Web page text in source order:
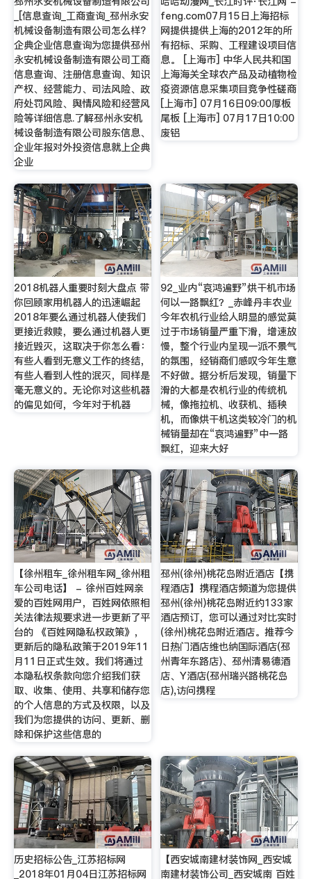
_[信息查询_工商查询_邳州永安
机械设备制造有限公司怎么样?
企典企业信息查询为您提供邳州
永安机械设备制造有限公司工商
信息查询、注册信息查询、知识
产权、经营能力、司法风险、政
府处罚风险、舆情风险和经营风
险等详细信息.了解邳州永安机
械设备制造有限公司股东信息、
企业年报对外投资信息就上企典
企业
feng.com07月15日上海招标
网提供提供上海的2012年的所
有招标、采购、工程建设项目信
息。 [上海市] 中华人民共和国
上海海关全球农产品及动植物检
疫资源信息采集项目竞争性磋商
[上海市] 07月16日09:00厚板
尾板 [上海市] 07月17日10:00
废铝
2018机器人重要时刻大盘点 带
你回顾家用机器人的迅速崛起
2018年要么通过机器人使我们
更接近救赎，要么通过机器人更
接近毁灭，这取决于你怎么看：
有些人看到无意义工作的终结，
有些人看到人性的泯灭，同样是
毫无意义的。无论你对这些机器
的偏见如何，今年对于机器
92_业内“哀鸿遍野”烘干机市场
何以一路飘红？_赤峰丹丰农业
今年农机行业给人明显的感觉莫
过于市场销量严重下滑，增速放
慢，整个行业内呈现一派不景气
的氛围，经销商们感叹今年生意
不好做。据分析后发现，销量下
滑的大都是农机行业的传统机
械，像拖拉机、收获机、插秧
机，而像烘干机这类较冷门的机
械销量却在“哀鸿遍野”中一路
飘红，迎来大好
【徐州租车_徐州租车网_徐州租
车公司电话】 - 徐州百姓网亲
爱的百姓网用户，百姓网依照相
关法律法规要求进一步更新了平
台的 《百姓网隐私权政策》，
更新后的隐私政策于2019年11
月11日正式生效。我们将通过
本隐私权条款向您介绍我们获
取、收集、使用、共享和储存您
的个人信息的方式及权限，以及
我们为您提供的访问、更新、删
除和保护这些信息的
邳州(徐州)桃花岛附近酒店【携
程酒店】携程酒店频道为您提供
邳州(徐州)桃花岛附近约133家
酒店预订，您可以通过对比实时
(徐州)桃花岛附近酒店。推荐今
日热门酒店维也纳国际酒店(邳
州青年东路店)、邳州清易德酒
店、Y酒店(邳州瑞兴路桃花岛
店),访问携程
历史招标公告_江苏招标网
_2018年01月04日江苏招标网
【西安城南建材装饰网_西安城
南建材装饰公司_西安城南 百姓